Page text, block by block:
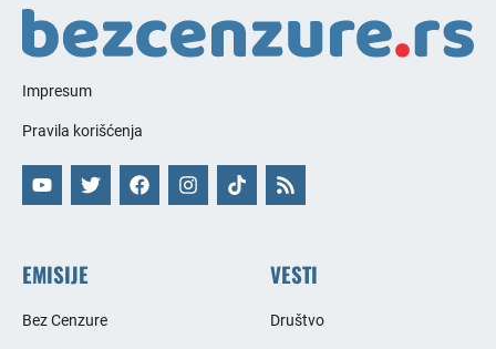
Impresum
Pravila korišćenja
EMISIJE
Bez Cenzure
VESTI
Društvo